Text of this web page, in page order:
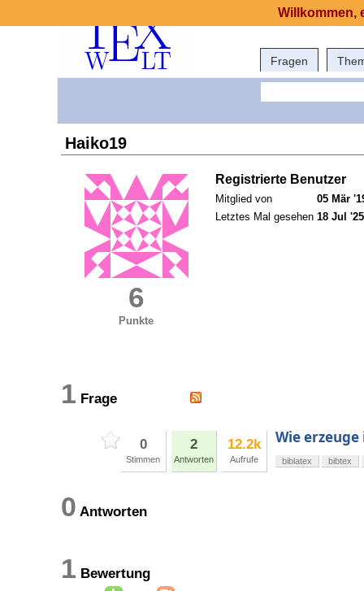
Fragen
Haiko19
6
Punkte
Registrierte Benutzer
Mitglied von
05 Mär
Letztes Mal gesehen 18 Jul
1 Frage
0
Stimmen
2
Antworten
12.2k
Aufrufe
Wie
biblatex bibtex
0 Antworten
1 Bewertung
Willkommen,